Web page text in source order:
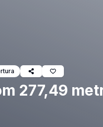
277,49